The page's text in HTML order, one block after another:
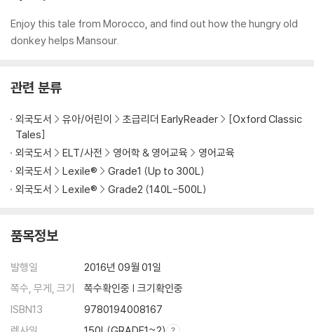
Enjoy this tale from Morocco, and find out how the hungry old
donkey helps Mansour.
관련 분류
외국도서 유아/어린이 초급리더 EarlyReader
[Oxford Classic
Tales]
외국도서
ELT/사전 영어학 & 영어교육
영어교육
외국도서
Lexile®
Grade1 (Up to 300L)
외국도서
Lexile® Grade2 (140L-500L)
품목정보
발행일
2016년 09월 01일
쪽수, 무게, 크기
쪽수확인중 | 크기확인중
ISBN13
9780194008167